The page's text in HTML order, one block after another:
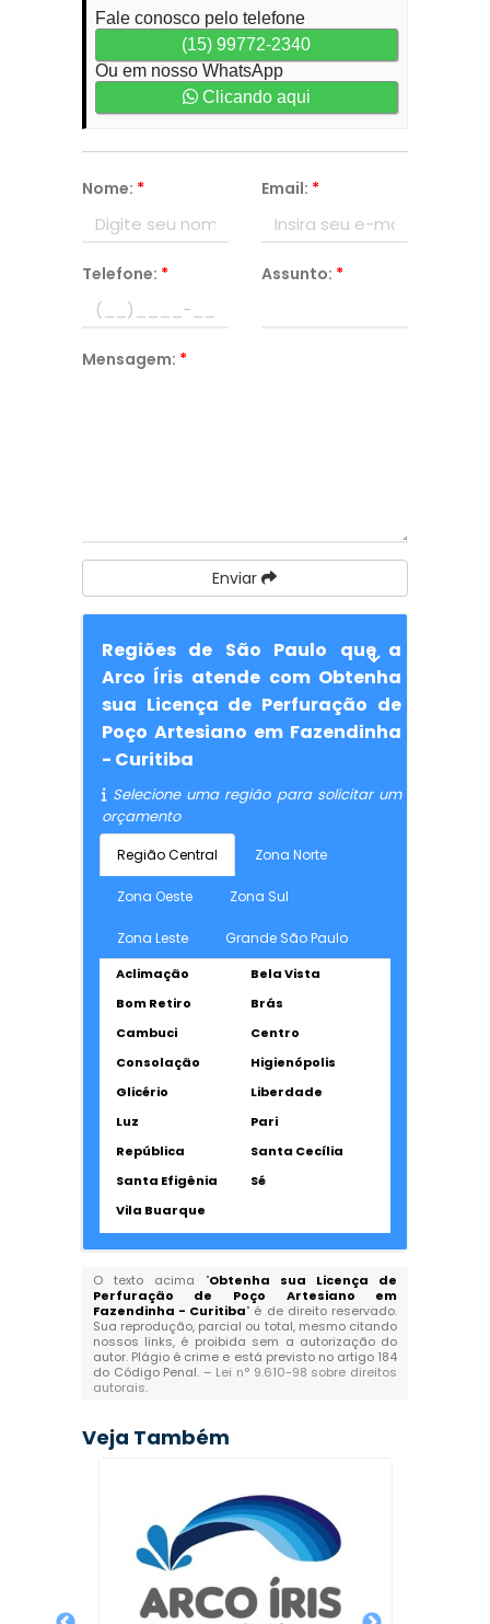
Fale conosco pelo telefone
(15) 99772-2340
Ou em nosso WhatsApp
Clicando aqui
Nome: * Email: *
Telefone: * Assunto: *
Mensagem: *
Enviar
Regiões de São Paulo que a
Arco Íris atende com Obtenha
sua Licença de Perfuração de
Poço Artesiano em Fazendinha
- Curitiba
Selecione uma região para solicitar um
orçamento
Região Central Zona Norte
Zona Oeste Zona Sul
Zona Leste Grande São Paulo
Aclimação
Bela Vista
Bom Retiro
Brás
Cambuci
Centro
Consolação
Higienópolis
Glicério
Liberdade
Luz
Pari
República
Santa Cecília
Santa Efigênia
Sé
Vila Buarque
O texto acima "Obtenha sua Licença de
Perfuração de Poço Artesiano em
Fazendinha - Curitiba" é de direito reservado.
Sua reprodução, parcial ou total, mesmo citando
nossos links, é proibida sem a autorização do
autor. Plágio é crime e está previsto no artigo 184
do Código Penal. – Lei n° 9.610-98 sobre direitos
autorais.
Veja Também